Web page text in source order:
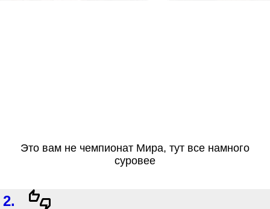
Это вам не чемпионат Мира, тут все намного
суровее
2.